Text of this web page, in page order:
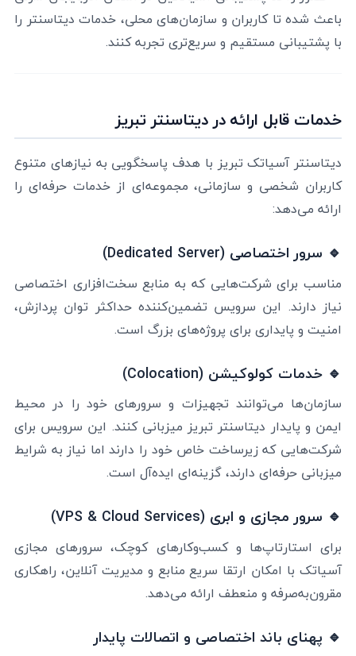
باعث شده تا کاربران و سازمان‌های محلی، خدمات دیتاسنتر را
با پشتیبانی مستقیم و سریع‌تری تجربه کنند.
خدمات قابل ارائه در دیتاسنتر تبریز
دیتاسنتر آسیاتک تبریز با هدف پاسخگویی به نیازهای متنوع
کاربران شخصی و سازمانی، مجموعه‌ای از خدمات حرفه‌ای را
ارائه می‌دهد:
🔹 سرور اختصاصی (Dedicated Server)
مناسب برای شرکت‌هایی که به منابع سخت‌افزاری اختصاصی
نیاز دارند. این سرویس تضمین‌کننده حداکثر توان پردازش،
امنیت و پایداری برای پروژه‌های بزرگ است.
🔹 خدمات کولوکیشن (Colocation)
سازمان‌ها می‌توانند تجهیزات و سرورهای خود را در محیط
ایمن و پایدار دیتاسنتر تبریز میزبانی کنند. این سرویس برای
شرکت‌هایی که زیرساخت خاص خود را دارند اما نیاز به شرایط
میزبانی حرفه‌ای دارند، گزینه‌ای ایده‌آل است.
🔹 سرور مجازی و ابری (VPS & Cloud Services)
برای استارتاپ‌ها و کسب‌وکارهای کوچک، سرورهای مجازی
آسیاتک با امکان ارتقا سریع منابع و مدیریت آنلاین، راهکاری
مقرون‌به‌صرفه و منعطف ارائه می‌دهد.
🔹 پهنای باند اختصاصی و اتصالات پایدار